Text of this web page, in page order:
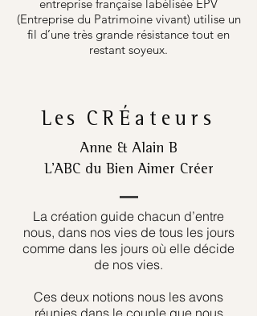
entreprise française labélisée EPV
(Entreprise du Patrimoine vivant) utilise un
fil d’une très grande résistance tout en
restant soyeux.
Les CRÉateurs
Anne & Alain B
L’ABC du Bien Aimer Créer
La création guide chacun d’entre
nous, dans nos vies de tous les jours
comme dans les jours où elle décide
de nos vies.
Ces deux notions nous les avons